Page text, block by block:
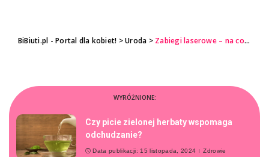
BiBiuti.pl - Portal dla kobiet! >Uroda > Zabiegi laserowe – na co pomagają i dlaczego warto z nich korzystać?
WYRÓŻNIONE:
Czy picie zielonej herbaty wspomaga
odchudzanie?
Data publikacji: 15 listopada, 2024 Zdrowie